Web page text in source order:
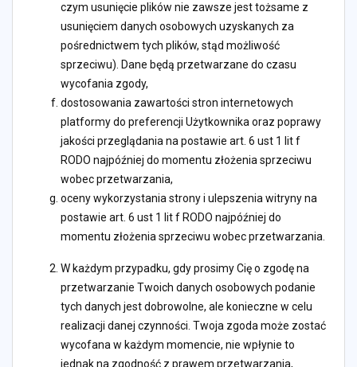
czym usunięcie plików nie zawsze jest tożsame z
usunięciem danych osobowych uzyskanych za
pośrednictwem tych plików, stąd możliwość
sprzeciwu). Dane będą przetwarzane do czasu
wycofania zgody,
dostosowania zawartości stron internetowych
platformy do preferencji Użytkownika oraz poprawy
jakości przeglądania na postawie art. 6 ust 1 lit f
RODO najpóźniej do momentu złożenia sprzeciwu
wobec przetwarzania,
oceny wykorzystania strony i ulepszenia witryny na
postawie art. 6 ust 1 lit f RODO najpóźniej do
momentu złożenia sprzeciwu wobec przetwarzania.
W każdym przypadku, gdy prosimy Cię o zgodę na
przetwarzanie Twoich danych osobowych podanie
tych danych jest dobrowolne, ale konieczne w celu
realizacji danej czynności. Twoja zgoda może zostać
wycofana w każdym momencie, nie wpłynie to
jednak na zgodność z prawem przetwarzania,